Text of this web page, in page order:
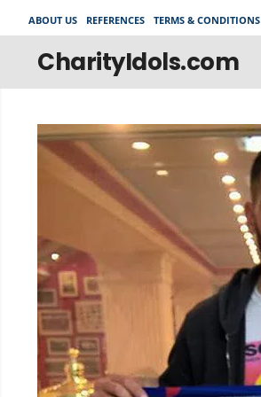
ABOUT US REFERENCES TERMS & CONDITIONS
CharityIdols.com